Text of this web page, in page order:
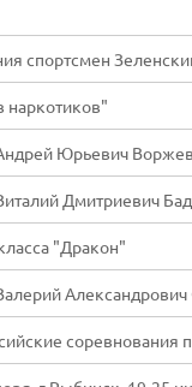
спортсмен
наркотиков"
Юрьевич
Дмитриевич
"Дракон"
Александрович
соревнования